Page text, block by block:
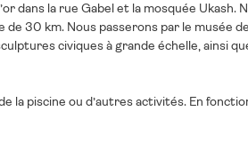
dans la rue Gabel et la mosquée
30 km. Nous passerons par le musée
civiques à grande échelle, ainsi
la piscine ou d’autres activités. En